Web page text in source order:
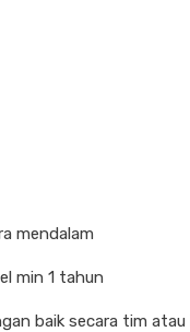
mendalam
min 1 tahun
baik secara tim atau